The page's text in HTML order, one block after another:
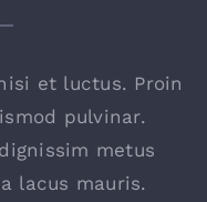
et luctus. Proin
pulvinar.
metus
lacus mauris.